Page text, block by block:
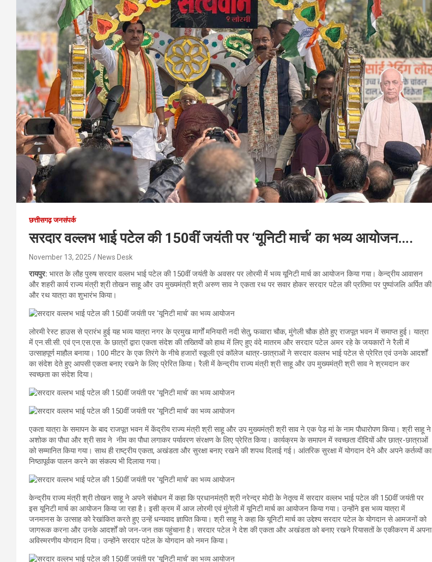
छत्तीसगढ़ जनसंपर्क
सरदार वल्लभ भाई पटेल की 150वीं जयंती पर ‘यूनिटी मार्च’ का भव्य आयोजन….
November 13, 2025 News Desk
रायपुर: भारत के लौह पुरुष सरदार वल्लभ भाई पटेल की 150वीं जयंती के अवसर पर लोरमी में भव्य यूनिटी मार्च का आयोजन किया गया। केन्द्रीय आवासन
और शहरी कार्य राज्य मंत्री श्री तोखन साहू और उप मुख्यमंत्री श्री अरुण साव ने एकता रथ पर सवार होकर सरदार पटेल की प्रतिमा पर पुष्पांजलि अर्पित की
और रथ यात्रा का शुभारंभ किया।
लोरमी रेस्ट हाउस से प्रारंभ हुई यह भव्य यात्रा नगर के प्रमुख मार्गों मनियारी नदी सेतु, फव्वारा चौक, मुंगेली चौक होते हुए राजपूत भवन में समाप्त हुई। यात्रा
में एन.सी.सी. एवं एन.एस.एस. के छात्रों द्वारा एकता संदेश की तख्तियों को हाथ में लिए हुए वंदे मातरम और सरदार पटेल अमर रहे के जयकारों ने रैली में
उत्साहपूर्ण माहौल बनाया। 100 मीटर के एक तिरंगे के नीचे हजारों स्कूली एवं कॉलेज थात्र-छात्राओं ने सरदार वल्लभ भाई पटेल से प्रेरित एवं उनके आदर्शों
का संदेश देते हुए आपसी एकता बनाए रखने के लिए प्रेरित किया। रैली में केन्द्रीय राज्य मंत्री श्री साहू और उप मुख्यमंत्री श्री साव ने श्रमदान कर
स्वच्छता का संदेश दिया।
एकता यात्रा के समापन के बाद राजपूत भवन में केंद्रीय राज्य मंत्री श्री साहू और उप मुख्यमंत्री श्री साव ने एक पेड़ मां के नाम पौधारोपण किया। श्री साहू ने
अशोक का पौधा और श्री साव ने नीम का पौधा लगाकर पर्यावरण संरक्षण के लिए प्रेरित किया। कार्यक्रम के समापन में स्वच्छता दीदियों और छात्र-छात्राओं
को सम्मानित किया गया। साथ ही राष्ट्रीय एकता, अखंडता और सुरक्षा बनाए रखने की शपथ दिलाई गई। आंतरिक सुरक्षा में योगदान देने और अपने कर्तव्यों का
निष्ठापूर्वक पालन करने का संकल्प भी दिलाया गया।
केन्द्रीय राज्य मंत्री श्री तोखन साहू ने अपने संबोधन में कहा कि प्रधानमंत्री श्री नरेन्द्र मोदी के नेतृत्व में सरदार वल्लभ भाई पटेल की 150वीं जयंती पर
इस यूनिटी मार्च का आयोजन किया जा रहा है। इसी क्रम में आज लोरमी एवं मुंगेली में यूनिटी मार्च का आयोजन किया गया। उन्होंने इस भव्य यात्रा में
जनमानस के उत्साह को रेखांकित करते हुए उन्हें धन्यवाद ज्ञापित किया। श्री साहू ने कहा कि यूनिटी मार्च का उद्देश्य सरदार पटेल के योगदान से आमजनों को
जागरूक करना और उनके आदर्शों को जन-जन तक पहुंचाना है। सरदार पटेल ने देश की एकता और अखंडता को बनाए रखने रियासतों के एकीकरण में अपना
अविस्मरणीय योगदान दिया। उन्होंने सरदार पटेल के योगदान को नमन किया।